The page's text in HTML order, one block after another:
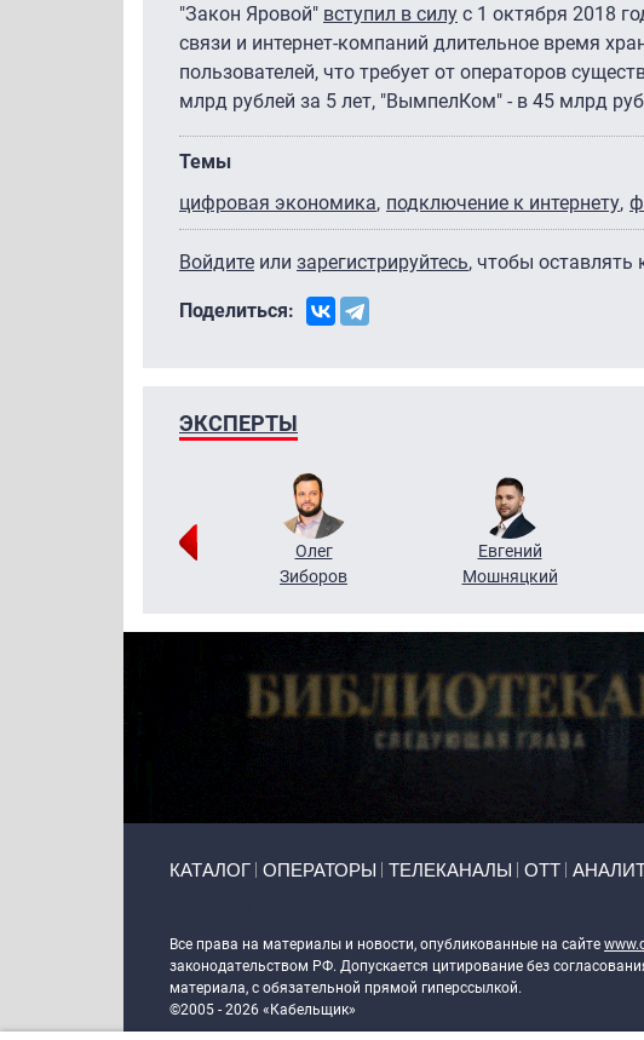
"Закон Яровой" вступил в силу с 1 октября 2018
связи и интернет-компаний длительное время
пользователей, что требует от операторов
млрд рублей за 5 лет, "ВымпелКом" - в 45 млрд
Темы
цифровая экономика подключение к интернету
Войдите или зарегистрируйтесь, чтобы оставлять
Поделиться:
ЭКСПЕРТЫ
Олег
Зиборов
Евгений
Мошняцкий
КАТАЛОГ ОПЕРАТОРЫ ТЕЛЕКАНАЛЫ ОТТ
Все права на материалы и новости, опубликованные на сайте
законодательством РФ. Допускается цитирование без
материала, с обязательной прямой гиперссылкой.
©2005 - 2026 «Кабельщик»